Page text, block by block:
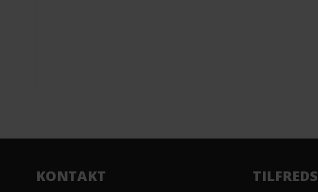
KONTAKT